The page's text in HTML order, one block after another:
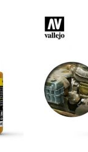
RUPTURE DE STOCK
Effet
5,00 €
RUPTURE